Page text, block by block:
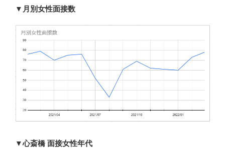
▼月別女性面接数
▼心斎橋 面接女性年代